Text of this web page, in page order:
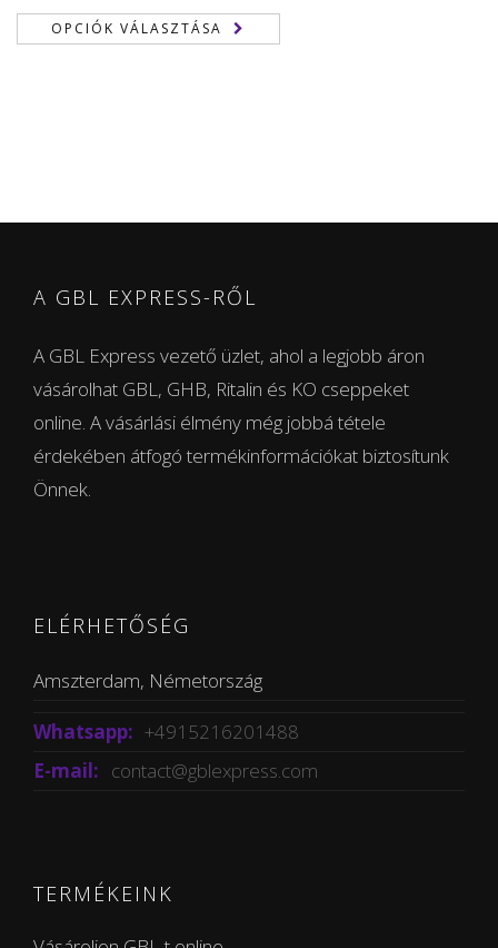
187,00 €
-
OPCIÓK VÁLASZTÁSA
A GBL EXPRESS-RŐL
A GBL Express vezető üzlet, ahol a legjobb áron
vásárolhat GBL, GHB, Ritalin és KO cseppeket
online. A vásárlási élmény még jobbá tétele
érdekében átfogó termékinformációkat biztosítunk
Önnek.
ELÉRHETŐSÉG
Amszterdam, Németország
Whatsapp: +4915216201488
E-mail: contact@gblexpress.com
TERMÉKEINK